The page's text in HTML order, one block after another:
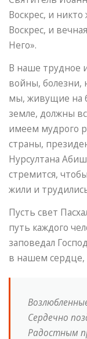
Воскрес, и
Воскрес, и
Него».
В наше трудное
войны, болезни,
мы, живущие на
земле, должны
имеем мудрого
страны,
Нурсултана
стремится,
жили и
Пусть свет
путь каждого
заповедал
в нашем сердце,
Сердечно
Радостным